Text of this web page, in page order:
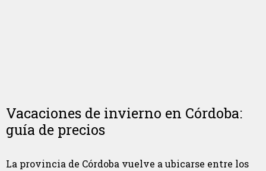
Vacaciones de invierno en Córdoba:
guía de precios
La provincia de Córdoba vuelve a ubicarse entre los